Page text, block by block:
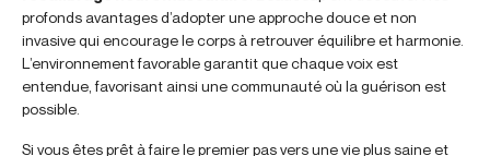
profonds avantages d’adopter une approche douce et non
invasive qui encourage le corps à retrouver équilibre et harmonie.
L’environnement favorable garantit que chaque voix est
entendue, favorisant ainsi une communauté où la guérison est
possible.
Si vous êtes prêt à faire le premier pas vers une vie plus saine et